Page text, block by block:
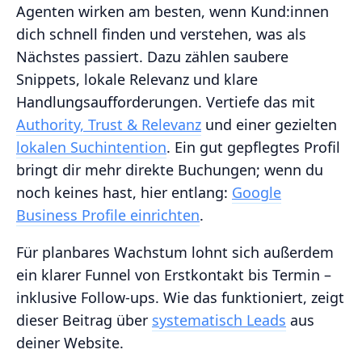
Agenten wirken am besten, wenn Kund:innen
dich schnell finden und verstehen, was als
Nächstes passiert. Dazu zählen saubere
Snippets, lokale Relevanz und klare
Handlungsaufforderungen. Vertiefe das mit
Authority, Trust & Relevanz und einer gezielten
lokalen Suchintention. Ein gut gepflegtes Profil
bringt dir mehr direkte Buchungen; wenn du
noch keines hast, hier entlang: Google
Business Profile einrichten.
Für planbares Wachstum lohnt sich außerdem
ein klarer Funnel von Erstkontakt bis Termin –
inklusive Follow‑ups. Wie das funktioniert, zeigt
dieser Beitrag über systematisch Leads aus
deiner Website.